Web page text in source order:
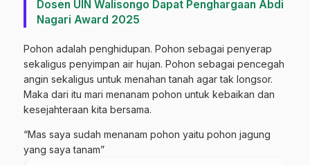
Dosen UIN Walisongo Dapat Penghargaan Abdi
Nagari Award 2025
Pohon adalah penghidupan. Pohon sebagai penyerap
sekaligus penyimpan air hujan. Pohon sebagai pencegah
angin sekaligus untuk menahan tanah agar tak longsor.
Maka dari itu mari menanam pohon untuk kebaikan dan
kesejahteraan kita bersama.
“Mas saya sudah menanam pohon yaitu pohon jagung
yang saya tanam”